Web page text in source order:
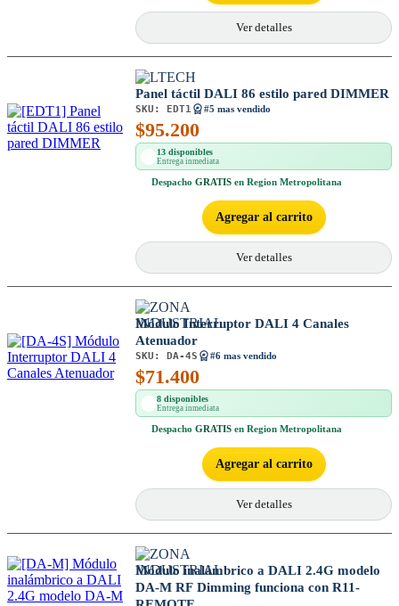
Ver detalles
Panel táctil DALI 86 estilo pared DIMMER
SKU: EDT1 #5 mas vendido
$95.200
13 disponibles
Entrega inmediata
Despacho GRATIS en Region Metropolitana
Agregar al carrito
Ver detalles
Módulo Interruptor DALI 4 Canales
Atenuador
SKU: DA-4S #6 mas vendido
$71.400
8 disponibles
Entrega inmediata
Despacho GRATIS en Region Metropolitana
Agregar al carrito
Ver detalles
Módulo inalámbrico a DALI 2.4G modelo
DA-M RF Dimming funciona con R11-